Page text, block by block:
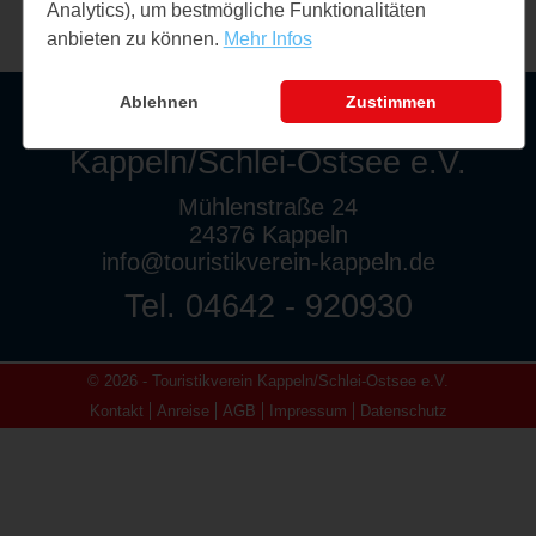
Touristikverein
Kappeln/Schlei-Ostsee e.V.
Mühlenstraße 24
24376 Kappeln
info@touristikverein-kappeln.de
Tel. 04642 - 920930
© 2026 - Touristikverein Kappeln/Schlei-Ostsee e.V.
Kontakt
Anreise AGB Impressum Datenschutz
Analytics), um bestmögliche Funktionalitäten
anbieten zu können. Mehr Infos
Ablehnen Zustimmen